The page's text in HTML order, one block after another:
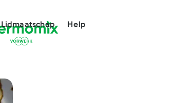
Lidmaatschap Help